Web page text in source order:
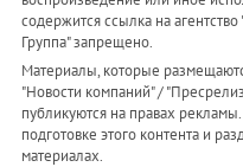
содержится ссылка на
Группа" запрещено.
Материалы, которые
"Новости компаний" /
публикуются на правах
подготовке этого контента и
материалах.